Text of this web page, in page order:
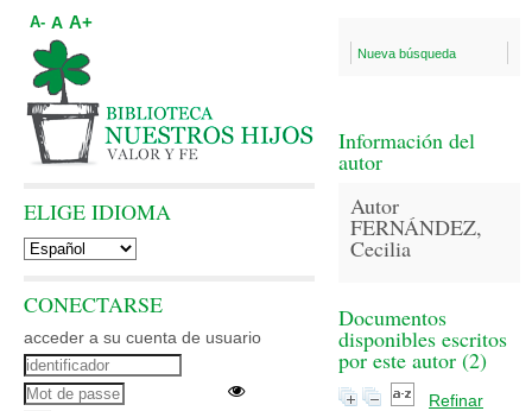
Nueva búsqueda
Información del
autor
Autor
FERNÁNDEZ,
Cecilia
Documentos
disponibles escritos
por este autor (2)
Refinar
A- A A+
ELIGE IDIOMA
CONECTARSE
acceder a su cuenta de usuario